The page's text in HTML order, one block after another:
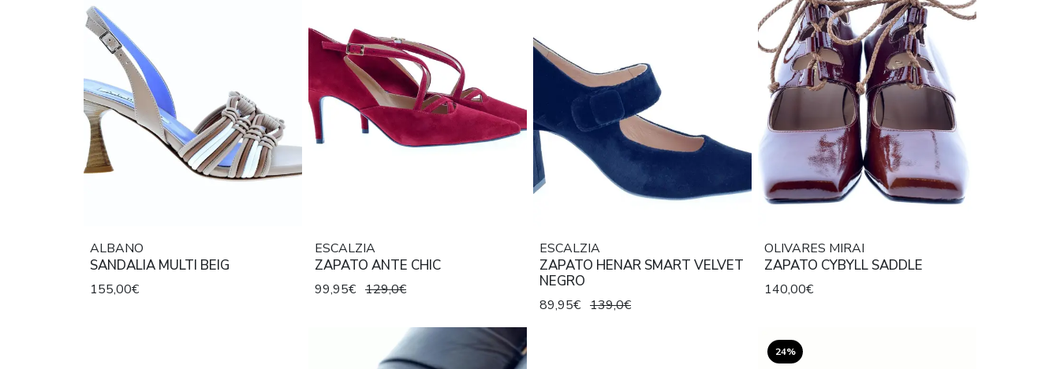
ALBANO
SANDALIA MULTI BEIG
155,00€
ESCALZIA
ZAPATO ANTE CHIC
99,95€ 129,0€
ESCALZIA
ZAPATO HENAR SMART VELVET
NEGRO
89,95€ 139,0€
OLIVARES MIRAI
ZAPATO CYBYLL SADDLE
140,00€
24%